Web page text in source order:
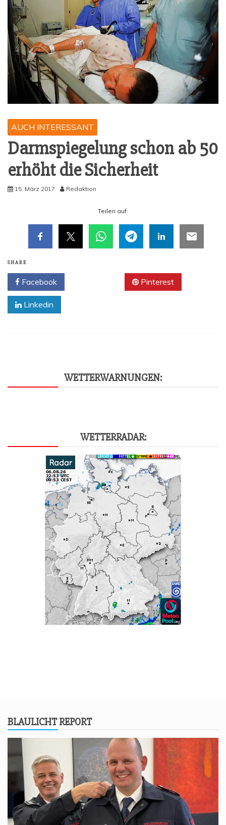
AUCH INTERESSANT
Darm­spie­ge­lung schon ab 50
erhöht die Sicherheit
15. März 2017 Redaktion
Tei­len auf:
SHARE
Facebook Pinterest
Linkedin
WET­TER­WAR­NUN­GEN:
WET­TER­RA­DAR:
BLAU­LICHT REPORT